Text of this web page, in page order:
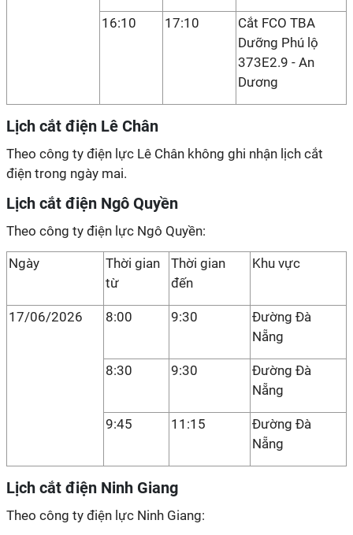
16:10 17:10
Cắt FCO TBA
Dưỡng Phú lộ
373E2.9 - An
Dương
Lịch cắt điện Lê Chân
Theo công ty điện lực Lê Chân không ghi nhận lịch cắt
điện trong ngày mai.
Lịch cắt điện Ngô Quyền
Theo công ty điện lực Ngô Quyền:
Ngày
Thời gian
từ
Thời gian
đến
Khu vực
17/06/2026 8:00 9:30
Đường Đà
Nẵng
8:30 9:30
Đường Đà
Nẵng
9:45 11:15
Đường Đà
Nẵng
Lịch cắt điện Ninh Giang
Theo công ty điện lực Ninh Giang: